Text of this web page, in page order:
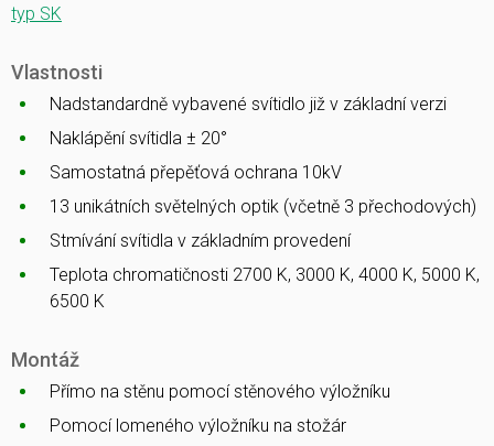
Vlastnosti
Nadstandardně vybavené svítidlo již v základní verzi
Naklápění svítidla ± 20°
Samostatná přepěťová ochrana 10kV
13 unikátních světelných optik (včetně 3 přechodových)
Stmívání svítidla v základním provedení
Teplota chromatičnosti 2700 K, 3000 K, 4000 K, 5000 K,
6500 K
Montáž
Přímo na stěnu pomocí stěnového výložníku
Pomocí lomeného výložníku na stožár